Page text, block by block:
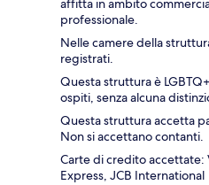
affitta in ambito
professionale.
Nelle camere della
registrati.
Questa struttura è
ospiti, senza alcuna
Questa struttura accetta
Non si accettano contanti.
Carte di credito accettate:
Express, JCB International